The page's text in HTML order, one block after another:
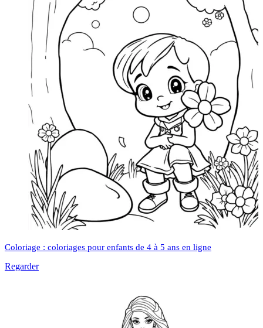
Coloriage : coloriages pour enfants de 4 à 5 ans en ligne
Regarder